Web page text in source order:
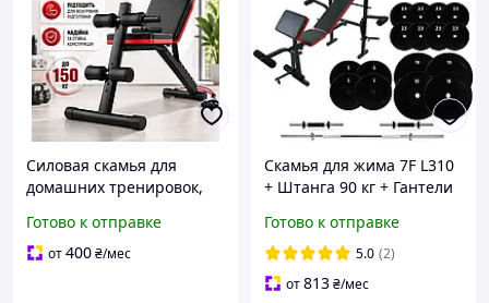
Силовая скамья для
домашних тренировок,
тренировочная лавка для
горизонтального и
Готово к отправке
от400₴/мес
Скамья для жима 7F L310
+ Штанга 90 кг + Гантели
для силовых тренировок
Готово к отправке
5.0 (2)
от813₴/мес